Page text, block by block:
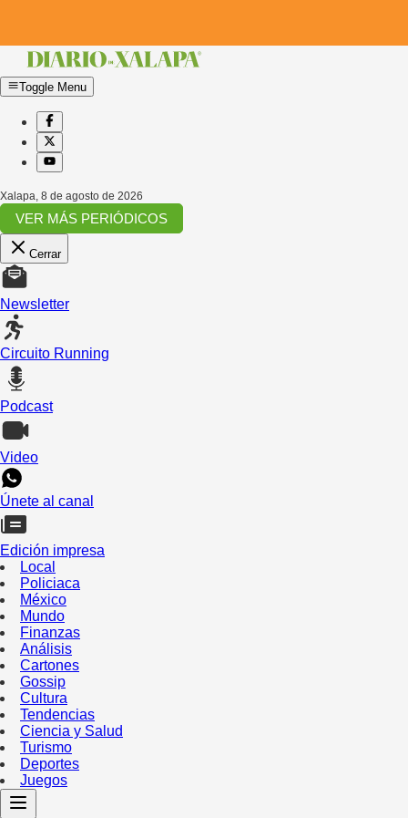
Toggle Menu
Xalapa, 8 de agosto de 2026
VER MÁS PERIÓDICOS
Cerrar
Newsletter
Circuito Running
Podcast
Video
Únete al canal
Edición impresa
Local
Policiaca
México
Mundo
Finanzas
Análisis
Cartones
Gossip
Cultura
Tendencias
Ciencia y Salud
Turismo
Deportes
Juegos